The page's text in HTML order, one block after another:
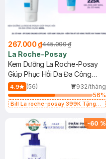
267.000 ₫445.000 ₫
La Roche-Posay
Kem Dưỡng La Roche-Posay
Giúp Phục Hồi Da Đa Công
Dụng 40ml
4.9 (56)
932/tháng
56%
Bill La roche-posay 399K Tặng
(SL có hạn)
-60 %